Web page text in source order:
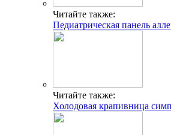
Читайте также:
Педиатрическая панель
Читайте также:
Холодовая крапивница